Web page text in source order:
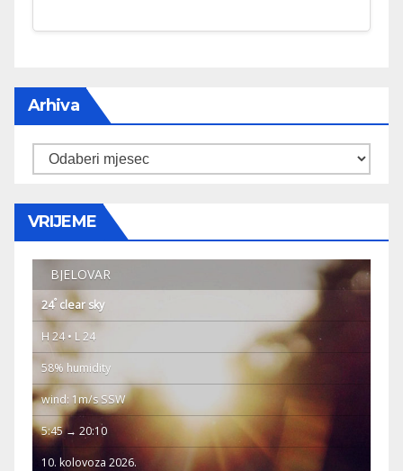
Arhiva
Arhiva
VRIJEME
BJELOVAR
24° clear sky
H 24 • L 24
58% humidity
wind: 1m/s SSW
5:45 → 20:10
10. kolovoza 2026.